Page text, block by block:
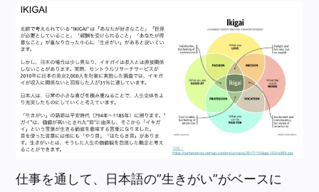
仕事を通して、日本語の”生きがい”がベースに